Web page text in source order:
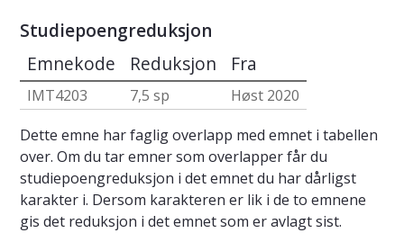
Studiepoengreduksjon
Emnekode Reduksjon Fra
IMT4203 7,5 sp
Høst 2020
Dette emne har faglig overlapp med emnet i tabellen
over. Om du tar emner som overlapper får du
studiepoengreduksjon i det emnet du har dårligst
karakter i. Dersom karakteren er lik i de to emnene
gis det reduksjon i det emnet som er avlagt sist.